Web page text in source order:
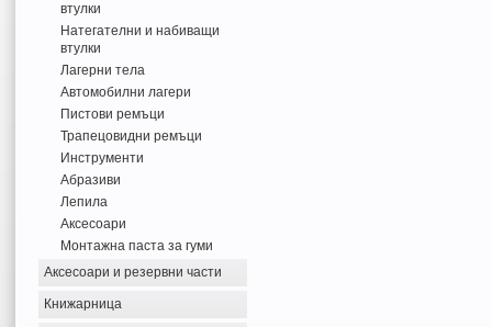
втулки
Натегателни и набиващи
втулки
Лагерни тела
Автомобилни лагери
Пистови ремъци
Трапецовидни ремъци
Инструменти
Абразиви
Лепила
Аксесоари
Монтажна паста за гуми
Аксесоари и резервни части
Книжарница